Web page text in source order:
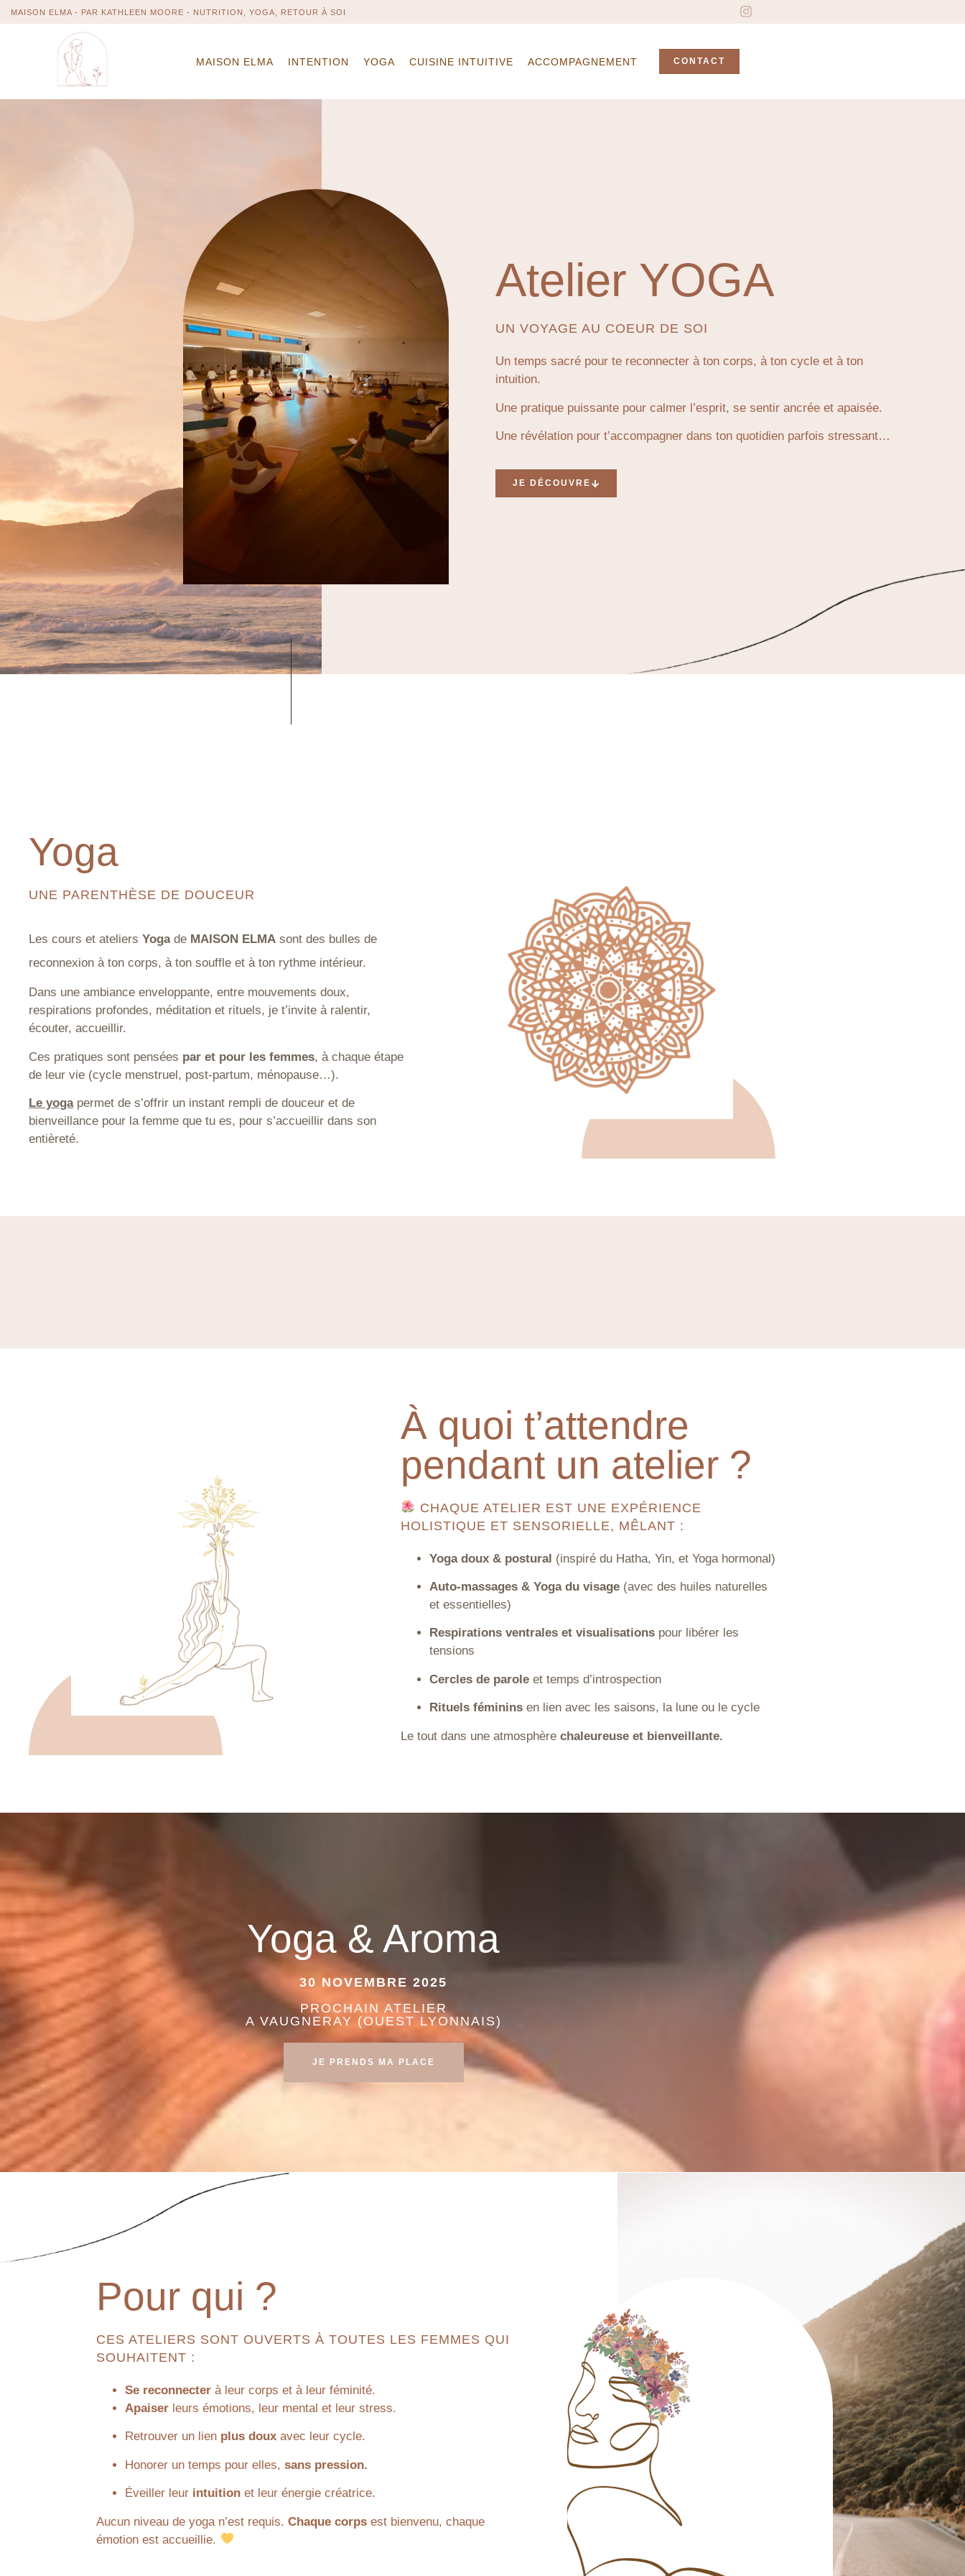
MAISON ELMA - PAR KATHLEEN MOORE - NUTRITION, YOGA, RETOUR À SOI
MAISON ELMA INTENTION YOGA CUISINE INTUITIVE ACCOMPAGNEMENT CONTACT
Atelier YOGA
UN VOYAGE AU COEUR DE SOI
Un temps sacré pour te reconnecter à ton corps, à ton cycle et à ton
intuition.
Une pratique puissante pour calmer l’esprit, se sentir ancrée et apaisée.
Une révélation pour t’accompagner dans ton quotidien parfois stressant…
JE DÉCOUVRE
Yoga
UNE PARENTHÈSE DE DOUCEUR
Les cours et ateliers Yoga de MAISON ELMA sont des bulles de
reconnexion à ton corps, à ton souffle et à ton rythme intérieur.
Dans une ambiance enveloppante, entre mouvements doux,
respirations profondes, méditation et rituels, je t’invite à ralentir,
écouter, accueillir.
Ces pratiques sont pensées par et pour les femmes, à chaque étape
de leur vie (cycle menstruel, post-partum, ménopause…).
Le yoga permet de s’offrir un instant rempli de douceur et de
bienveillance pour la femme que tu es, pour s’accueillir dans son
entièreté.
À quoi t’attendre
pendant un atelier ?
CHAQUE ATELIER EST UNE EXPÉRIENCE
HOLISTIQUE ET SENSORIELLE, MÊLANT :
Yoga doux & postural (inspiré du Hatha, Yin, et Yoga hormonal)
Auto-massages & Yoga du visage (avec des huiles naturelles
et essentielles)
Respirations ventrales et visualisations pour libérer les
tensions
Cercles de parole et temps d’introspection
Rituels féminins en lien avec les saisons, la lune ou le cycle
Le tout dans une atmosphère chaleureuse et bienveillante.
Yoga & Aroma
30 NOVEMBRE 2025
PROCHAIN ATELIER
A VAUGNERAY (OUEST LYONNAIS)
JE PRENDS MA PLACE
Pour qui ?
CES ATELIERS SONT OUVERTS À TOUTES LES FEMMES QUI
SOUHAITENT :
Se reconnecter à leur corps et à leur féminité.
Apaiser leurs émotions, leur mental et leur stress.
Retrouver un lien plus douxavec leur cycle.
Honorer un temps pour elles, sans pression.
Éveiller leur intuition et leur énergie créatrice.
Aucun niveau de yoga n’est requis.Chaque corps est bienvenu, chaque
émotion est accueillie.